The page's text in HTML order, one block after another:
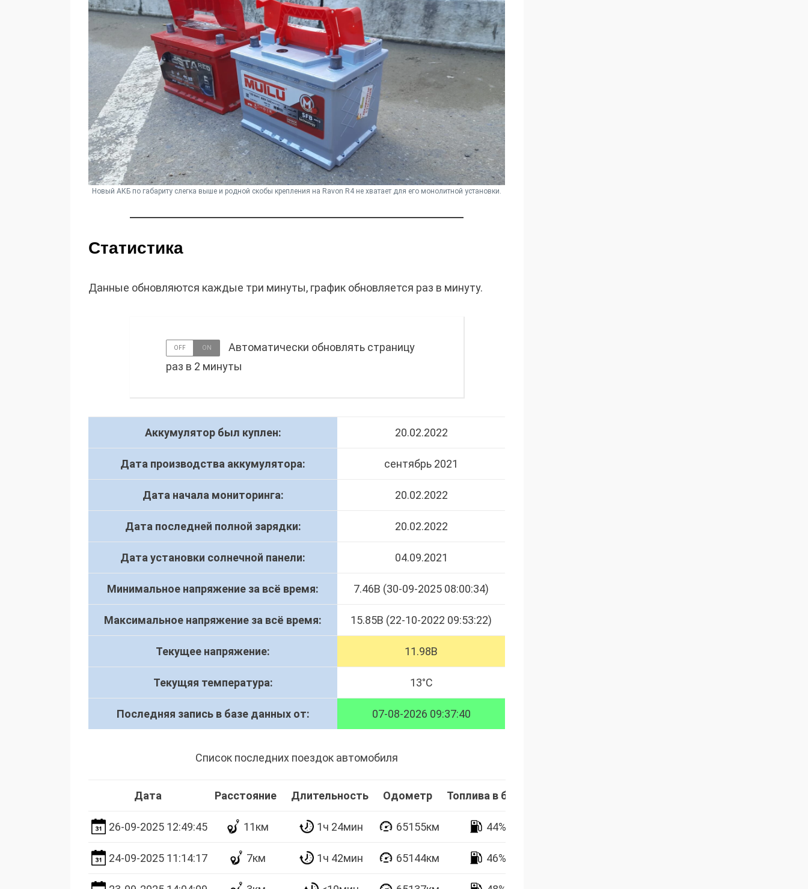
Новый АКБ по габариту слегка выше и родной скобы крепления на Ravon R4 не хватает для его монолитной установки.
Статистика
Данные обновляются каждые три минуты, график обновляется раз в минуту.
Автоматически обновлять страницу
раз в 2 минуты
Аккумулятор был куплен: 20.02.2022
Дата производства аккумулятора: сентябрь 2021
Дата начала мониторинга: 20.02.2022
Дата последней полной зарядки: 20.02.2022
Дата установки солнечной панели: 04.09.2021
Минимальное напряжение за всё время: 7.46В (30-09-2025 08:00:34)
Максимальное напряжение за всё время: 15.85В (22-10-2022 09:53:22)
Текущее напряжение: 11.98В
Текущяя температура: 13°C
Последняя запись в базе данных от: 07-08-2026 09:37:40
Список последних поездок автомобиля
Дата Расстояние Длительность Одометр Топлива в баке
26-09-2025 12:49:45 11км 1ч 24мин 65155км 44%
24-09-2025 11:14:17 7км 1ч 42мин 65144км 46%